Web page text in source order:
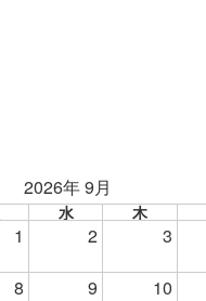
2026年 9月
水 木
1 2 3
8 9 10